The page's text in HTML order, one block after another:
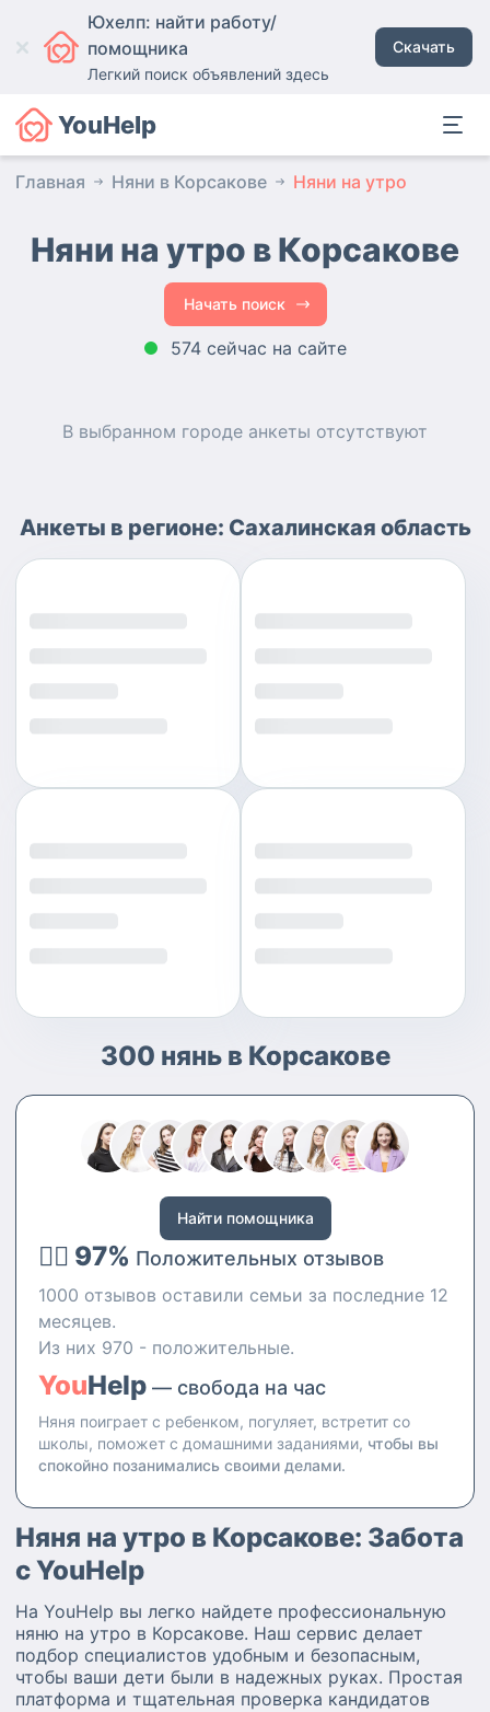
Юхелп: найти работу/
помощника
Легкий поиск объявлений здесь
Скачать
YouHelp
Главная Няни в Корсакове Няни на утро
Няни на утро в Корсакове
Начать поиск
574 сейчас на сайте
В выбранном городе анкеты отсутствуют
Анкеты в регионе: Сахалинская область
300 нянь в Корсакове
Найти помощника
👍🏻 97% Положительных отзывов
1000 отзывов оставили семьи за последние 12
месяцев.
Из них 970 - положительные.
YouHelp — свобода на час
Няня поиграет с ребенком, погуляет, встретит со
школы, поможет с домашними заданиями, чтобы вы
спокойно позанимались своими делами.
Няня на утро в Корсакове: Забота
с YouHelp
На YouHelp вы легко найдете профессиональную
няню на утро в Корсакове. Наш сервис делает
подбор специалистов удобным и безопасным,
чтобы ваши дети были в надежных руках. Простая
платформа и тщательная проверка кандидатов